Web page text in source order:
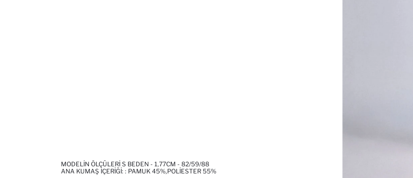
MODELIN ÖLÇÜLERI S BEDEN - 1,77CM - 82/59/88
ANA KUMAŞ İÇERIĞI: : PAMUK 45%,POLIESTER 55%